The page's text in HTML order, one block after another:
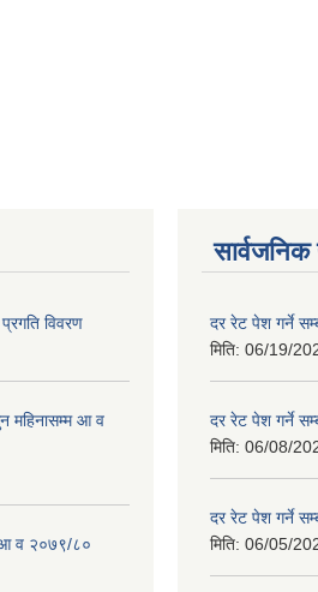
विवरण
महिनासम्म आ व
आ व २०७९/८०
दर रेट पेश गर्ने
मिति: 06/19/
दर रेट पेश गर्ने
मिति: 06/08/
दर रेट पेश गर्ने
मिति: 06/05/